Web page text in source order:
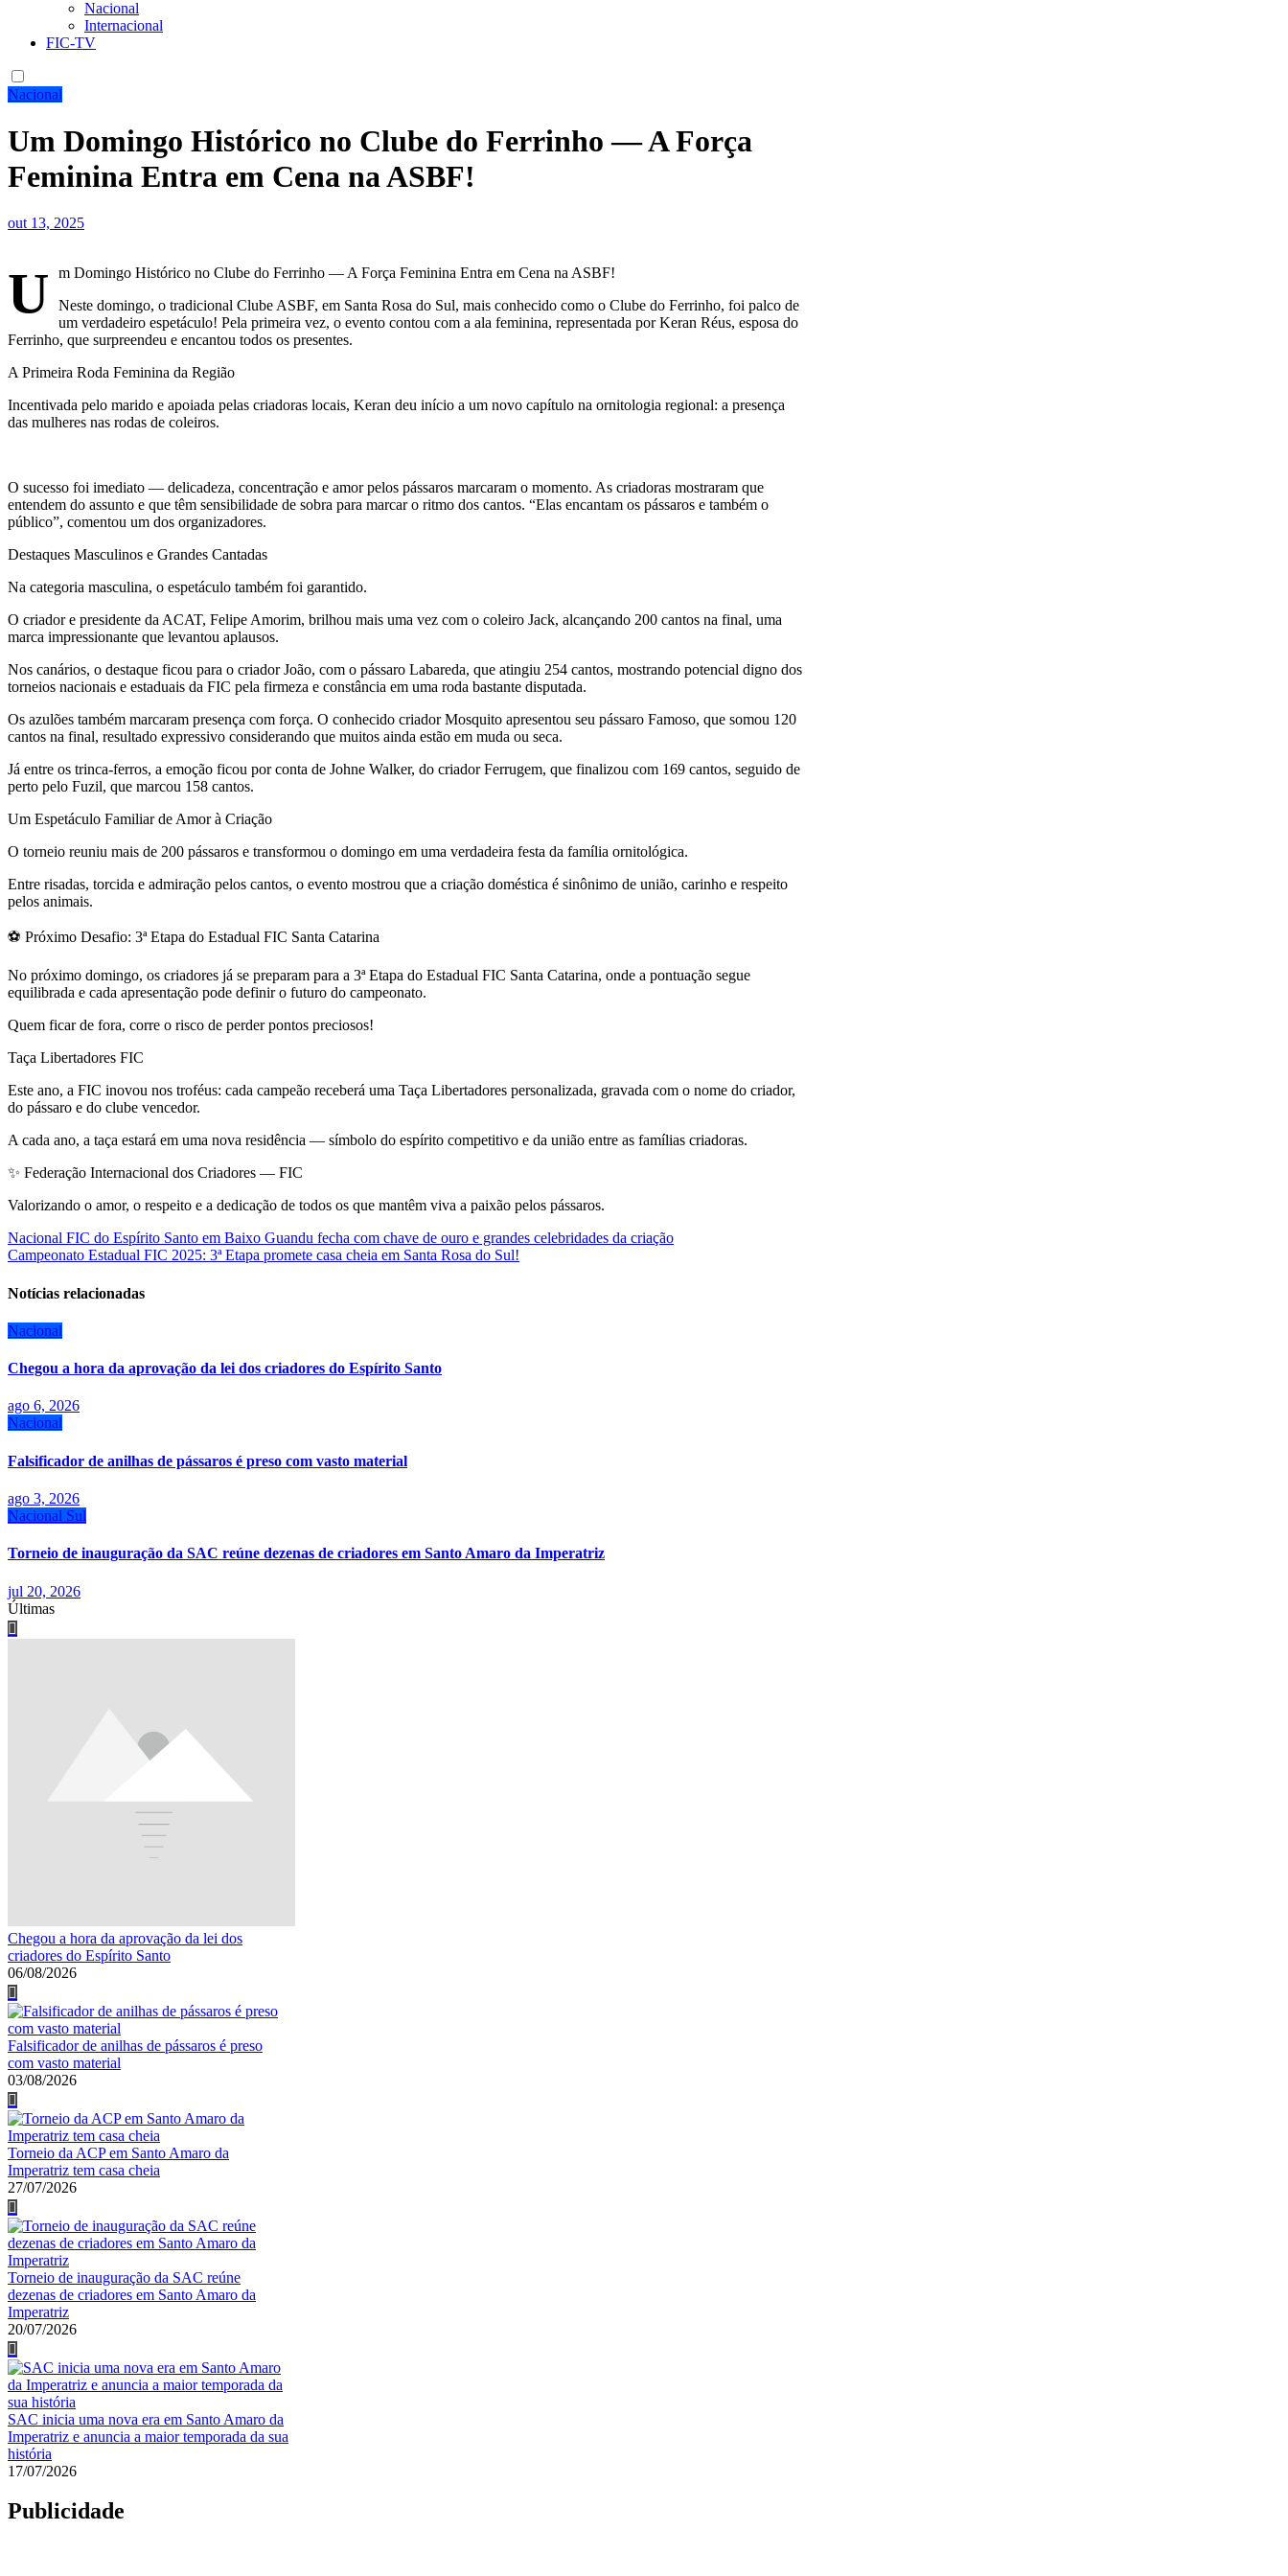
Nacional
Internacional
FIC-TV
Nacional
Um Domingo Histórico no Clube do Ferrinho — A Força
Feminina Entra em Cena na ASBF!
out 13, 2025
U
m Domingo Histórico no Clube do Ferrinho — A Força Feminina Entra em Cena na ASBF!
Neste domingo, o tradicional Clube ASBF, em Santa Rosa do Sul, mais conhecido como o Clube do Ferrinho, foi palco de
um verdadeiro espetáculo! Pela primeira vez, o evento contou com a ala feminina, representada por Keran Réus, esposa do
Ferrinho, que surpreendeu e encantou todos os presentes.
A Primeira Roda Feminina da Região
Incentivada pelo marido e apoiada pelas criadoras locais, Keran deu início a um novo capítulo na ornitologia regional: a presença
das mulheres nas rodas de coleiros.
O sucesso foi imediato — delicadeza, concentração e amor pelos pássaros marcaram o momento. As criadoras mostraram que
entendem do assunto e que têm sensibilidade de sobra para marcar o ritmo dos cantos. “Elas encantam os pássaros e também o
público”, comentou um dos organizadores.
Destaques Masculinos e Grandes Cantadas
Na categoria masculina, o espetáculo também foi garantido.
O criador e presidente da ACAT, Felipe Amorim, brilhou mais uma vez com o coleiro Jack, alcançando 200 cantos na final, uma
marca impressionante que levantou aplausos.
Nos canários, o destaque ficou para o criador João, com o pássaro Labareda, que atingiu 254 cantos, mostrando potencial digno dos
torneios nacionais e estaduais da FIC pela firmeza e constância em uma roda bastante disputada.
Os azulões também marcaram presença com força. O conhecido criador Mosquito apresentou seu pássaro Famoso, que somou 120
cantos na final, resultado expressivo considerando que muitos ainda estão em muda ou seca.
Já entre os trinca-ferros, a emoção ficou por conta de Johne Walker, do criador Ferrugem, que finalizou com 169 cantos, seguido de
perto pelo Fuzil, que marcou 158 cantos.
Um Espetáculo Familiar de Amor à Criação
O torneio reuniu mais de 200 pássaros e transformou o domingo em uma verdadeira festa da família ornitológica.
Entre risadas, torcida e admiração pelos cantos, o evento mostrou que a criação doméstica é sinônimo de união, carinho e respeito
pelos animais.
⚽ Próximo Desafio: 3ª Etapa do Estadual FIC Santa Catarina
No próximo domingo, os criadores já se preparam para a 3ª Etapa do Estadual FIC Santa Catarina, onde a pontuação segue
equilibrada e cada apresentação pode definir o futuro do campeonato.
Quem ficar de fora, corre o risco de perder pontos preciosos!
Taça Libertadores FIC
Este ano, a FIC inovou nos troféus: cada campeão receberá uma Taça Libertadores personalizada, gravada com o nome do criador,
do pássaro e do clube vencedor.
A cada ano, a taça estará em uma nova residência — símbolo do espírito competitivo e da união entre as famílias criadoras.
✨ Federação Internacional dos Criadores — FIC
Valorizando o amor, o respeito e a dedicação de todos os que mantêm viva a paixão pelos pássaros.
Navegação
de
Post
Nacional FIC do Espírito Santo em Baixo Guandu fecha com chave de ouro e grandes celebridades da criação
Campeonato Estadual FIC 2025: 3ª Etapa promete casa cheia em Santa Rosa do Sul!
Notícias relacionadas
Nacional
Chegou a hora da aprovação da lei dos criadores do Espírito Santo
ago 6, 2026
Nacional
Falsificador de anilhas de pássaros é preso com vasto material
ago 3, 2026
Nacional Sul
Torneio de inauguração da SAC reúne dezenas de criadores em Santo Amaro da Imperatriz
jul 20, 2026
Últimas
Chegou a hora da aprovação da lei dos
criadores do Espírito Santo
06/08/2026
Falsificador de anilhas de pássaros é preso
com vasto material
03/08/2026
Torneio da ACP em Santo Amaro da
Imperatriz tem casa cheia
27/07/2026
Torneio de inauguração da SAC reúne
dezenas de criadores em Santo Amaro da
Imperatriz
20/07/2026
SAC inicia uma nova era em Santo Amaro da
Imperatriz e anuncia a maior temporada da sua
história
17/07/2026
Publicidade